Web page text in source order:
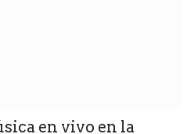
en vivo en la